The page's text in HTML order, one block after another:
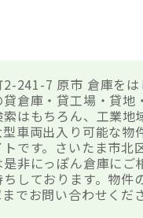
2-241-7 原市 倉庫を
倉庫・貸工場・貸
はもちろん、工業地
車両出入り可能な
です。さいたま市
是非にっぽん倉庫に
しております。物
でお問い合わせくだ